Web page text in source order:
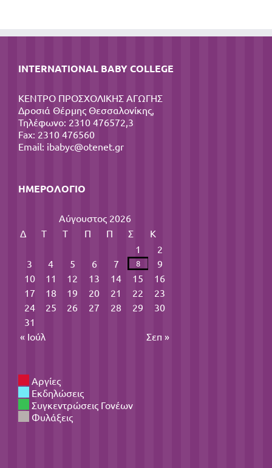
INTERNATIONAL BABY COLLEGE
ΚΕΝΤΡΟ ΠΡΟΣΧΟΛΙΚΗΣ ΑΓΩΓΗΣ
Δροσιά Θέρμης Θεσσαλονίκης,
Τηλέφωνο: 2310 476572,3
Fax: 2310 476560
Email: ibabyc@otenet.gr
ΗΜΕΡΟΛΌΓΙΟ
Αύγουστος 2026
Δ
Τ Τ Π Π Σ
Κ
1
2
3
4 5 6 7 8
9
10
11 12 13 14 15
16
17
18 19 20 21 22
23
24
25 26 27 28 29
30
31
« Ιούλ
Σεπ »
Αργίες
Εκδηλώσεις
Συγκεντρώσεις Γονέων
Φυλάξεις